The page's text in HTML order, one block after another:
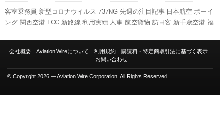
客室乗務員 新型コロナウイルス 737NG 先週の注目記事 日本航空 ボーイ
ング 関西空港 LCC 新路線 利用実績 人事 航空貨物 訪日客 新千歳空港 福
チ・アビエーション セントレア 全日空 エアバス キャンペーン A350
会社概要 Aviation Wireについて 利用規約
購読料・特定商取引法に基づく表示
お問い合わせ
© Copyright 2026 — Aviation Wire Corporation. All Rights Reserved